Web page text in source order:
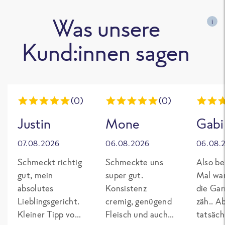
Was unsere
Kund:innen sagen
i
(0)
Justin
07.08.2026
Schmeckt richtig
gut, mein
absolutes
Lieblingsgericht.
Kleiner Tipp von
(0)
Mone
06.08.2026
Schmeckte uns
super gut.
Konsistenz
cremig, genügend
Fleisch und auch
Gabi
Also
Mal
die
zäh..